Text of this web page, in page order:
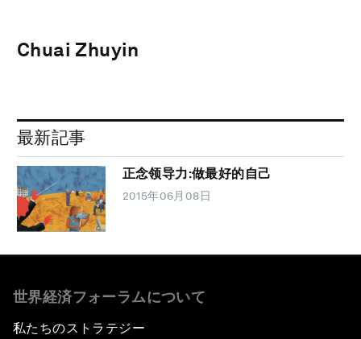
Chuai Zhuyin
最新記事
正念领导力:做最好的自己
2015年06月08日
世界経済フォーラムについて
私たちのストラテジー